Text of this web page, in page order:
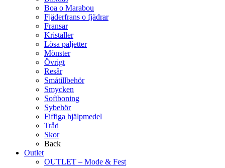
Boa o Marabou
Fjäderfrans o fjädrar
Fransar
Kristaller
Lösa paljetter
Mönster
Övrigt
Resår
Småtillbehör
Smycken
Softboning
Sybehör
Fiffiga hjälpmedel
Tråd
Skor
Back
Outlet
OUTLET – Mode & Fest